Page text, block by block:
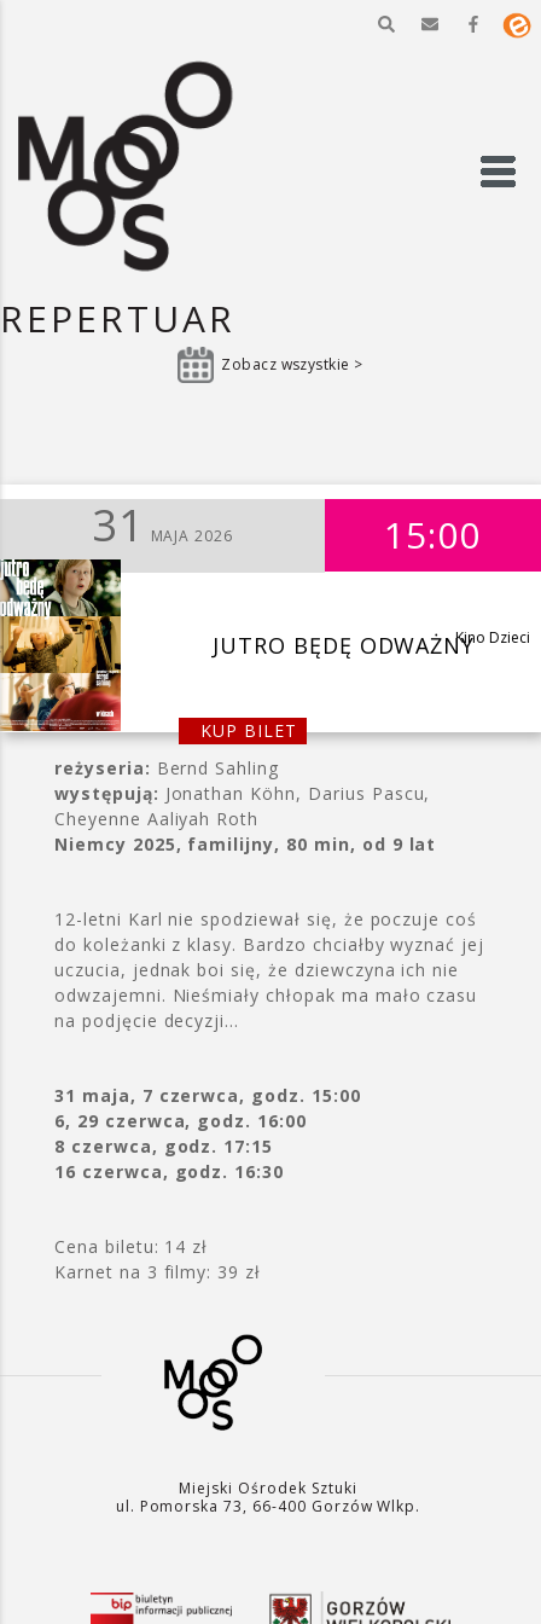
REPERTUAR
Zobacz wszystkie >
31 MAJA 2026 15:00
JUTRO BĘDĘ ODWAŻNY
KUP BILET
Kino Dzieci
reżyseria: Bernd Sahling
występują: Jonathan Köhn, Darius Pascu,
Cheyenne Aaliyah Roth
Niemcy 2025, familijny, 80 min, od 9 lat
12-letni Karl nie spodziewał się, że poczuje coś
do koleżanki z klasy. Bardzo chciałby wyznać jej
uczucia, jednak boi się, że dziewczyna ich nie
odwzajemni. Nieśmiały chłopak ma mało czasu
na podjęcie decyzji…
31 maja, 7 czerwca, godz. 15:00
6, 29 czerwca, godz. 16:00
8 czerwca, godz. 17:15
16 czerwca, godz. 16:30
Cena biletu: 14 zł
Karnet na 3 filmy: 39 zł
Miejski Ośrodek Sztuki
ul. Pomorska 73, 66-400 Gorzów Wlkp.